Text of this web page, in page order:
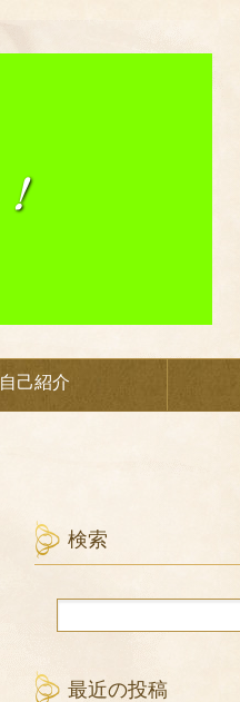
自己紹介
検索
最近の投稿